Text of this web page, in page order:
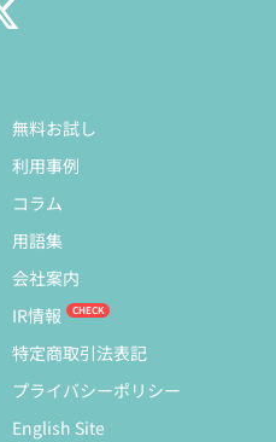
無料お試し
利用事例
コラム
用語集
会社案内
IR情報
特定商取引法表記
プライバシーポリシー
English Site